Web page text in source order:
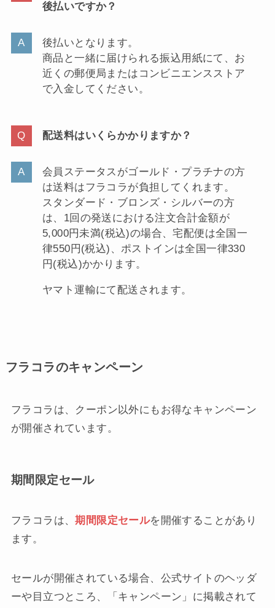
後払いですか？
後払いとなります。
商品と一緒に届けられる振込用紙にて、お
近くの郵便局またはコンビニエンスストア
で入金してください。
配送料はいくらかかりますか？
会員ステータスがゴールド・プラチナの方
は送料はフラコラが負担してくれます。
スタンダード・ブロンズ・シルバーの方
は、1回の発送における注文合計金額が
5,000円未満(税込)の場合、宅配便は全国一
律550円(税込)、ポストインは全国一律330
円(税込)かかります。
ヤマト運輸にて配送されます。
フラコラのキャンペーン
フラコラは、クーポン以外にもお得なキャンペーン
が開催されています。
期間限定セール
フラコラは、期間限定セールを開催することがあり
ます。
セールが開催されている場合、公式サイトのヘッダ
ーや目立つところ、「キャンペーン」に掲載されて